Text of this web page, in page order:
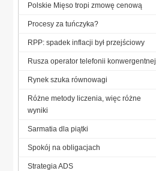
Polskie Mięso tropi zmowę cenową
Procesy za tuńczyka?
RPP: spadek inflacji był przejściowy
Rusza operator telefonii konwergentnej
Rynek szuka równowagi
Różne metody liczenia, więc różne
wyniki
Sarmatia dla piątki
Spokój na obligacjach
Strategia ADS